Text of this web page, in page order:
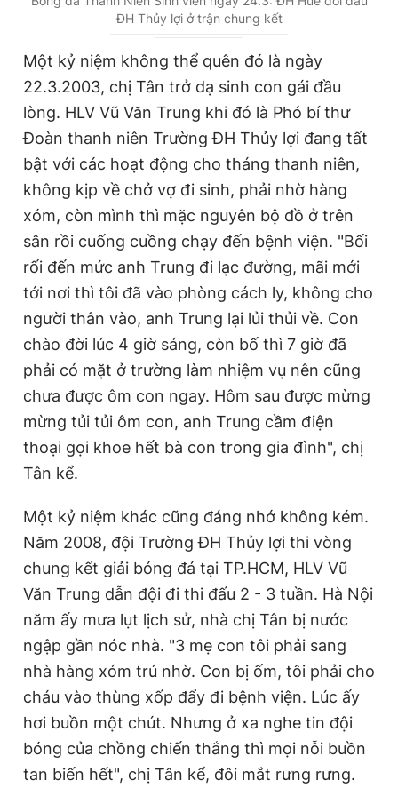
r
T
i
m
e
a
n
ĐH Thủy lợi ở trận chung kết
Một kỷ niệm không thể quên đó là ngày
22.3.2003, chị Tân trở dạ sinh con gái đầu
lòng. HLV Vũ Văn Trung khi đó là Phó bí thư
Đoàn thanh niên Trường ĐH Thủy lợi đang tất
bật với các hoạt động cho tháng thanh niên,
không kịp về chở vợ đi sinh, phải nhờ hàng
xóm, còn mình thì mặc nguyên bộ đồ ở trên
sân rồi cuống cuồng chạy đến bệnh viện. "Bối
rối đến mức anh Trung đi lạc đường, mãi mới
tới nơi thì tôi đã vào phòng cách ly, không cho
người thân vào, anh Trung lại lủi thủi về. Con
chào đời lúc 4 giờ sáng, còn bố thì 7 giờ đã
phải có mặt ở trường làm nhiệm vụ nên cũng
chưa được ôm con ngay. Hôm sau được mừng
mừng tủi tủi ôm con, anh Trung cầm điện
thoại gọi khoe hết bà con trong gia đình", chị
Tân kể.
Một kỷ niệm khác cũng đáng nhớ không kém.
Năm 2008, đội Trường ĐH Thủy lợi thi vòng
chung kết giải bóng đá tại TP.HCM, HLV Vũ
Văn Trung dẫn đội đi thi đấu 2 - 3 tuần. Hà Nội
năm ấy mưa lụt lịch sử, nhà chị Tân bị nước
ngập gần nóc nhà. "3 mẹ con tôi phải sang
nhà hàng xóm trú nhờ. Con bị ốm, tôi phải cho
cháu vào thùng xốp đẩy đi bệnh viện. Lúc ấy
hơi buồn một chút. Nhưng ở xa nghe tin đội
bóng của chồng chiến thắng thì mọi nỗi buồn
tan biến hết", chị Tân kể, đôi mắt rưng rưng.